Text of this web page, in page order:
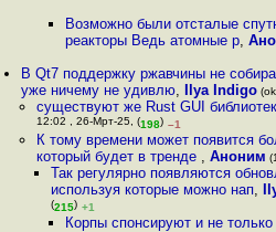
Возможно были отсталые
реакторы Ведь атомные р,
В Qt7 поддержку ржавчины не
уже ничему не удивлю, Ilya Indigo
существуют же Rust GUI
12:02 , 26-Мрт-25, (198) –1
К тому времени может появится
который будет в тренде , Аноним
Так регулярно появляются
используя которые можно нап,
(215) +1
Корпы спонсируют и не